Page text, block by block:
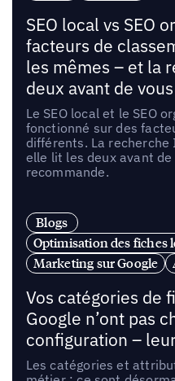
SEO local vs SEO
facteurs de
les mêmes – et la
deux avant de
Le SEO local et le SEO
fonctionné sur des
différents. La recherche
elle lit les deux avant
recommande.
Blogs
Optimisation des fiches
Marketing sur Google
Vos catégories de
Google n’ont pas
configuration –
Les catégories et